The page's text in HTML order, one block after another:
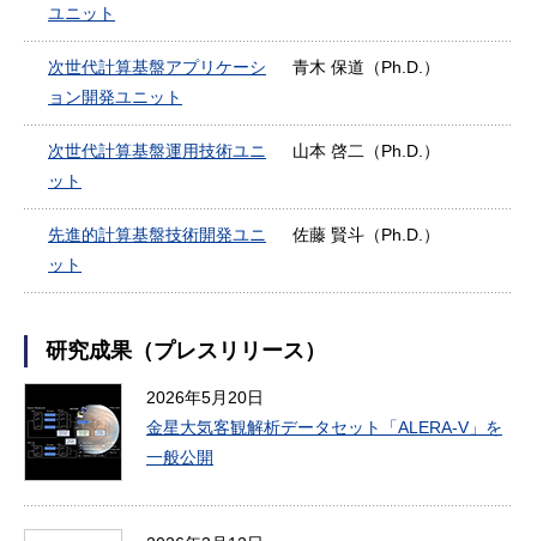
ユニット
次世代計算基盤アプリケーシ
ョン開発ユニット
青木 保道（Ph.D.）
次世代計算基盤運用技術ユニ
ット
山本 啓二（Ph.D.）
先進的計算基盤技術開発ユニ
ット
佐藤 賢斗（Ph.D.）
研究成果（プレスリリース）
2026年5月20日
金星大気客観解析データセット「ALERA-V」を
一般公開